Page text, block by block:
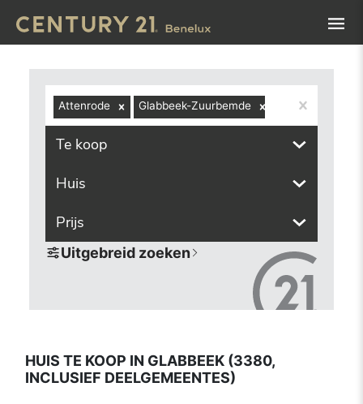
Attenrode Glabbeek-Zuurbemde Kapellen
Te koop
Huis
Prijs
Uitgebreid zoeken
HUIS TE KOOP IN GLABBEEK (3380,
INCLUSIEF DEELGEMEENTES)